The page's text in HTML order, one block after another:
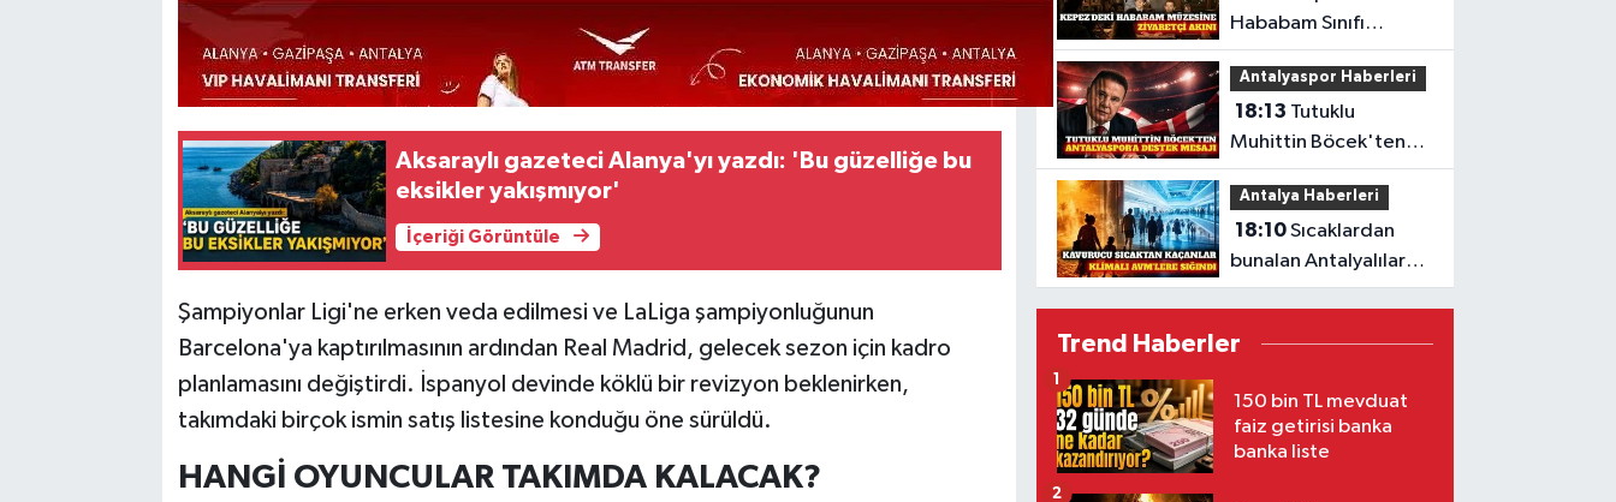
Aksaraylı gazeteci Alanya'yı yazdı: 'Bu güzelliğe bu
eksikler yakışmıyor'
İçeriği Görüntüle
Şampiyonlar Ligi'ne erken veda edilmesi ve LaLiga şampiyonluğunun
Barcelona'ya kaptırılmasının ardından Real Madrid, gelecek sezon için kadro
planlamasını değiştirdi. İspanyol devinde köklü bir revizyon beklenirken,
takımdaki birçok ismin satış listesine konduğu öne sürüldü.
HANGİ OYUNCULAR TAKIMDA KALACAK?
Hababam Sınıfı
müzesine ayda 7 bin
ziyaretçi
Antalyaspor Haberleri
18:13
Muhittin Böcek'ten
Antalyaspor'a sezon
mesajı
Antalya Haberleri
18:10Sıcaklardan
bunalan Antalyalılar
AVM'lere sığındı
Trend Haberler
150 bin TL mevduat
faiz getirisi banka
banka liste
1
2